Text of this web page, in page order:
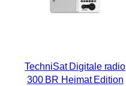
TechniSat Digitale radio
300 BR Heimat Edition